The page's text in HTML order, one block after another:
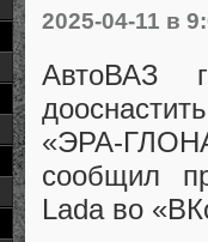
2025-04-11 в
АвтоВАЗ
«ЭРА-
сообщил
Lada во